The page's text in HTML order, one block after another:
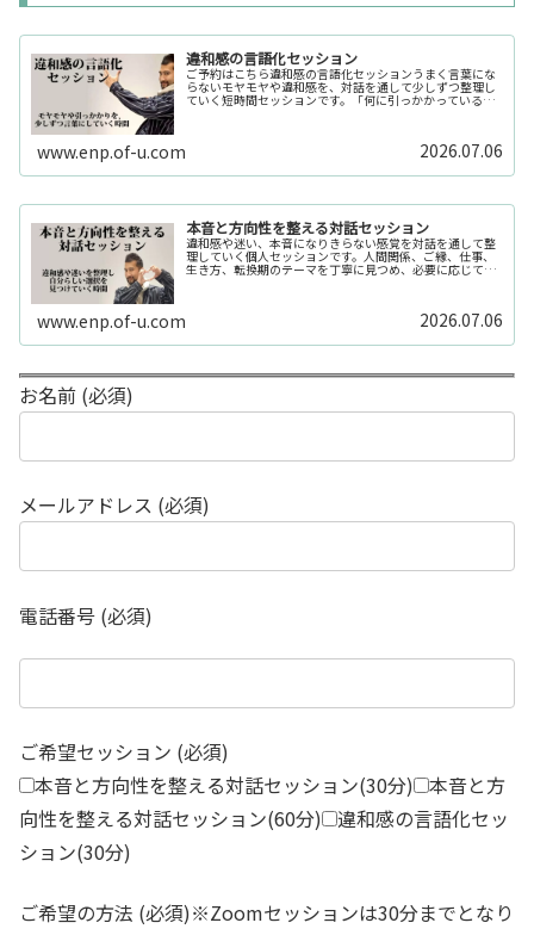
違和感の言語化セッション
ご予約はこちら違和感の言語化セッションうまく言葉にな
らないモヤモヤや違和感を、対話を通して少しずつ整理し
ていく短時間セッションです。「何に引っかかっているの
www.enp.of-u.com 2026.07.06
本音と方向性を整える対話セッション
違和感や迷い、本音になりきらない感覚を対話を通して整
理していく個人セッションです。人間関係、ご縁、仕事、
生き方、転換期のテーマを丁寧に見つめ、必要に応じてカ
www.enp.of-u.com 2026.07.06
お名前 (必須)
メールアドレス (必須)
電話番号 (必須)
ご希望セッション (必須)
本音と方向性を整える対話セッション(30分) 本音と方
向性を整える対話セッション(60分) 違和感の言語化セッ
ション(30分)
ご希望の方法 (必須)※Zoomセッションは30分までとなり